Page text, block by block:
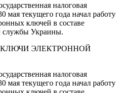
налоговая
мая текущего года начал работу
ключей в составе
службы Украины.
ЭЛЕКТРОННОЙ
налоговая
мая текущего года начал работу